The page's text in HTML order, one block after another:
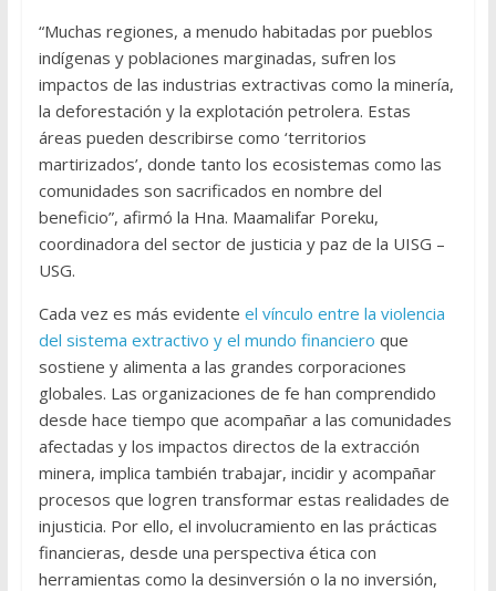
“Muchas regiones, a menudo habitadas por pueblos
indígenas y poblaciones marginadas, sufren los
impactos de las industrias extractivas como la minería,
la deforestación y la explotación petrolera. Estas
áreas pueden describirse como ‘territorios
martirizados’, donde tanto los ecosistemas como las
comunidades son sacrificados en nombre del
beneficio”, afirmó la Hna. Maamalifar Poreku,
coordinadora del sector de justicia y paz de la UISG –
USG.
Cada vez es más evidente el vínculo entre la violencia
del sistema extractivo y el mundo financiero que
sostiene y alimenta a las grandes corporaciones
globales. Las organizaciones de fe han comprendido
desde hace tiempo que acompañar a las comunidades
afectadas y los impactos directos de la extracción
minera, implica también trabajar, incidir y acompañar
procesos que logren transformar estas realidades de
injusticia. Por ello, el involucramiento en las prácticas
financieras, desde una perspectiva ética con
herramientas como la desinversión o la no inversión,